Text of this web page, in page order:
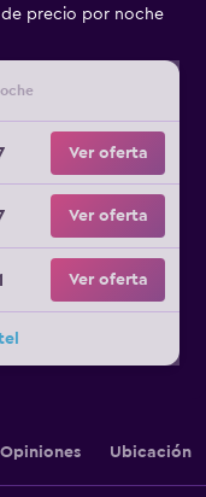
de precio por noche
Ver oferta
Ver oferta
Ver oferta
Opiniones Ubicación